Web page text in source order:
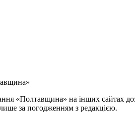
«Полтавщина» на інших сайтах
за погодженням з редакцією.